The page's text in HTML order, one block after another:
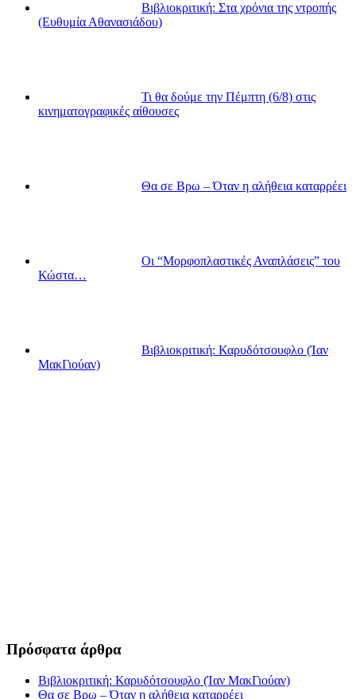
Βιβλιοκριτική: Στα χρόνια της ντροπής
(Ευθυμία Αθανασιάδου)
Τι θα δούμε την Πέμπτη (6/8) στις
κινηματογραφικές αίθουσες
Θα σε Βρω – Όταν η αλήθεια καταρρέει
Οι “Μορφοπλαστικές Αναπλάσεις” του
Κώστα…
Βιβλιοκριτική: Καρυδότσουφλο (Ίαν
ΜακΓιούαν)
Πρόσφατα άρθρα
Βιβλιοκριτική: Καρυδότσουφλο (Ίαν ΜακΓιούαν)
Θα σε Βρω – Όταν η αλήθεια καταρρέει